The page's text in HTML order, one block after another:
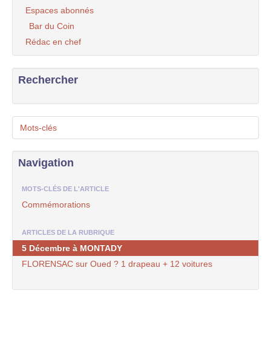
Espaces abonnés
Bar du Coin
Rédac en chef
Rechercher
Mots-clés
Navigation
MOTS-CLÉS DE L'ARTICLE
Commémorations
ARTICLES DE LA RUBRIQUE
5 Décembre à MONTADY
FLORENSAC sur Oued ? 1 drapeau + 12 voitures